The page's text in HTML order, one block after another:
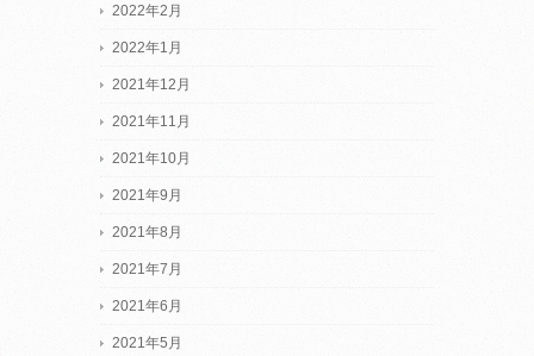
2022年2月
2022年1月
2021年12月
2021年11月
2021年10月
2021年9月
2021年8月
2021年7月
2021年6月
2021年5月